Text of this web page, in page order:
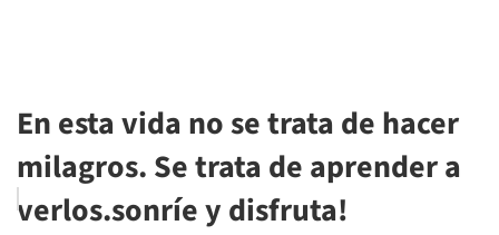
En esta vida no se trata de hacer
milagros. Se trata de aprender a
verlos.sonríe y disfruta!